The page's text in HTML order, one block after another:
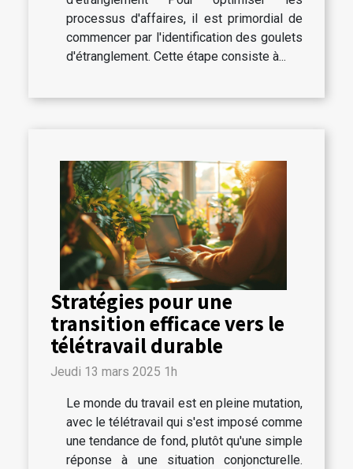
processus d'affaires, il est primordial de
commencer par l'identification des goulets
d'étranglement. Cette étape consiste à...
Stratégies pour une
transition efficace vers le
télétravail durable
Jeudi 13 mars 2025 1h
Le monde du travail est en pleine mutation,
avec le télétravail qui s'est imposé comme
une tendance de fond, plutôt qu'une simple
réponse à une situation conjoncturelle.